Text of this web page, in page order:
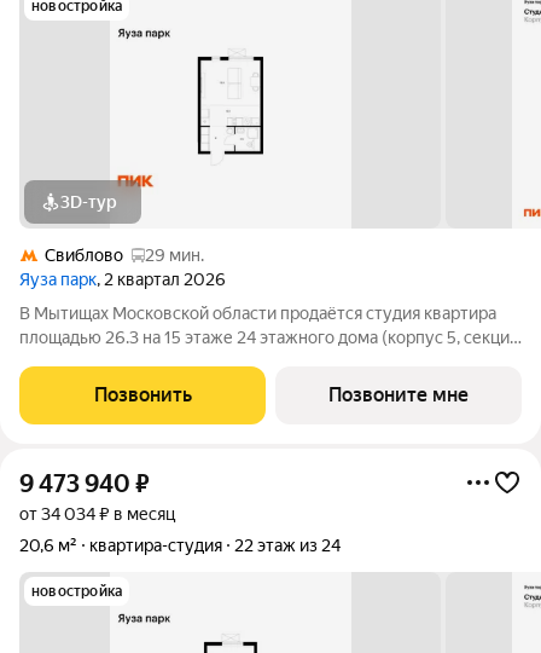
новостройка
3D-тур
Свиблово
29 мин.
Яуза парк, 2 квартал 2026
В Мытищах Московской области продаётся студия квартира
площадью 26.3 на 15 этаже 24 этажного дома (корпус 5, секция
пешком до ж/д станции Мытищи и 20 минут на автомобиле до
метро
Позвонить Позвоните мне
9 473 940 ₽
от 34 034 ₽ в месяц
20,6 м²
квартира-студия 22 этаж из 24
новостройка